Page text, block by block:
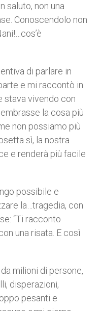
saluto, non una
Conoscendolo non
di parlare in
e mi raccontò in
stava vivendo con
la cosa più
non possiamo più
sì, la nostra
e renderà più facile
possibile e
la…tragedia, con
“Ti racconto
una risata. E così
milioni di persone,
disperazioni,
pesanti e